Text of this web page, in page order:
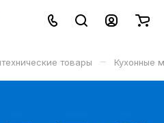
товары – Кухонные